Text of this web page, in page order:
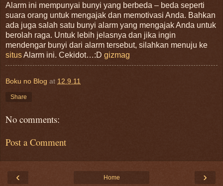
Alarm ini mempunyai bunyi yang berbeda – beda seperti
suara orang untuk mengajak dan memotivasi Anda. Bahkan
ada juga salah satu bunyi alarm yang mengajak Anda untuk
berolah raga. Untuk lebih jelasnya dan jika ingin
mendengar bunyi dari alarm tersebut, silahkan menuju ke
situsAlarm ini. Cekidot…:D gizmag
Boku no Blog at 12.9.11
Share
No comments:
Post a Comment
‹ ›
Home